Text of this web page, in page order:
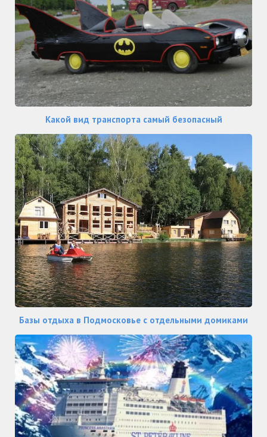
Какой вид транспорта самый безопасный
Базы отдыха в Подмосковье с отдельными домиками